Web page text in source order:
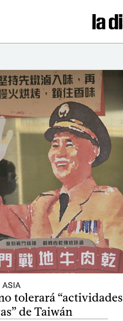
ASIA
tolerará “actividades
de Taiwán